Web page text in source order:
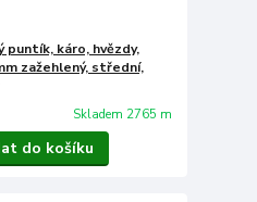
puntík, káro, hvězdy,
zažehlený, střední,
Skladem 2765 m
do košíku